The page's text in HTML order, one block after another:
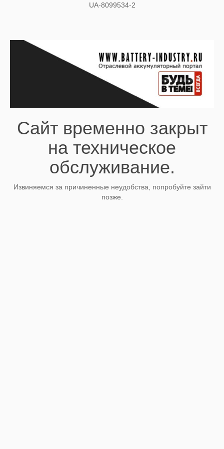
UA-8099534-2
Сайт временно закрыт
на техническое
обслуживание.
Извиняемся за причиненные неудобства, попробуйте зайти
позже.